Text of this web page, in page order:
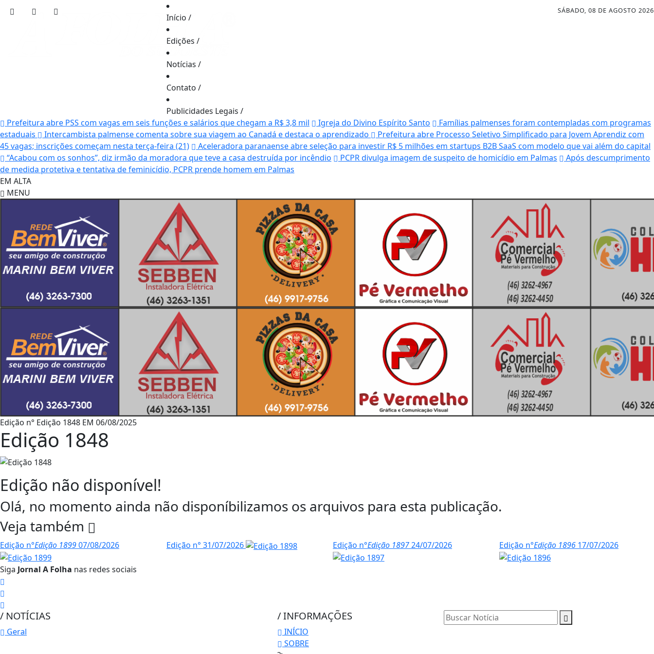
SÁBADO, 08 DE AGOSTO 2026
Início /
Edições /
Notícias /
Contato /
Publicidades Legais /
Prefeitura abre PSS com vagas em seis funções e salários que chegam a R$ 3,8 mil
Igreja do Divino Espírito Santo
Famílias palmenses foram contempladas com programas
estaduais
Intercambista palmense comenta sobre sua viagem ao Canadá e destaca o aprendizado
Prefeitura abre Processo Seletivo Simplificado para Jovem Aprendiz com
45 vagas; inscrições começam nesta terça-feira (21)
Aceleradora paranaense abre seleção para investir R$ 5 milhões em startups B2B SaaS com modelo que vai além do capital
“Acabou com os sonhos”, diz irmão da moradora que teve a casa destruída por incêndio
PCPR divulga imagem de suspeito de homicídio em Palmas
Após descumprimento
de medida protetiva e tentativa de feminicídio, PCPR prende homem em Palmas
EM ALTA
MENU
Edição n° Edição 1848 EM 06/08/2025
Edição 1848
Edição não disponível!
Olá, no momento ainda não disponíbilizamos os arquivos para esta publicação.
Veja também
Edição n°Edição 189907/08/2026 Edição n° 31/07/2026 Edição n°Edição 189724/07/2026 Edição n°Edição 1896 17/07/2026
Siga Jornal A Folha nas redes sociais
/ NOTÍCIAS
Geral
/ INFORMAÇÕES
INÍCIO
SOBRE